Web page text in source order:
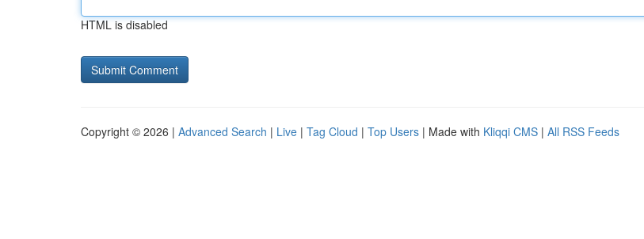
HTML is disabled
Copyright © 2026 | Advanced Search | Live | Tag Cloud | Top Users | Made with Kliqqi CMS | All RSS Feeds